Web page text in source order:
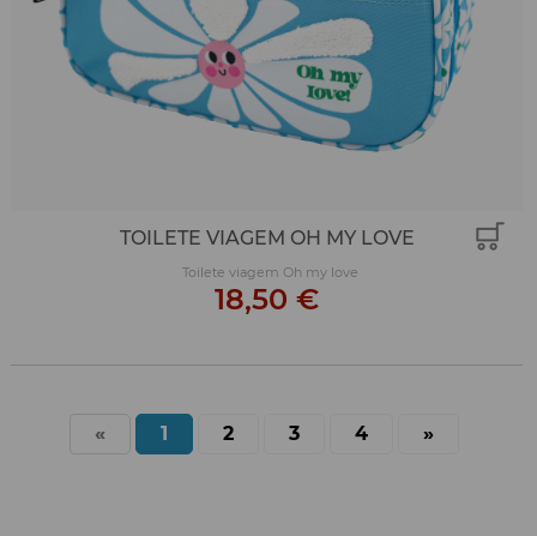
TOILETE VIAGEM OH MY LOVE
Toilete viagem Oh my love
18,50 €
« 1 2 3 4 »